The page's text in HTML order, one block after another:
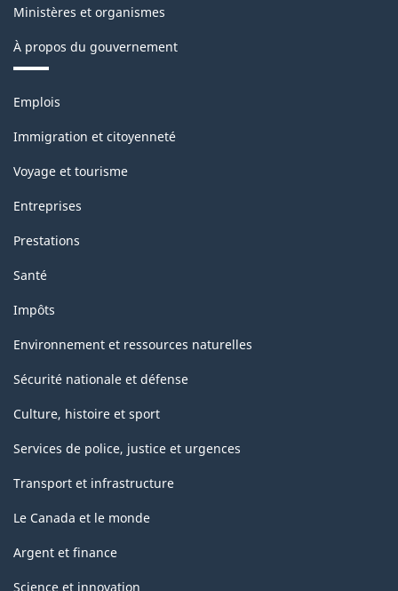
Ministères et organismes
À propos du gouvernement
Thèmes
sujets
Emplois
Immigration et citoyenneté
Voyage et tourisme
Entreprises
Prestations
Santé
Impôts
Environnement et ressources naturelles
Sécurité nationale et défense
Culture, histoire et sport
Services de police, justice et urgences
Transport et infrastructure
Le Canada et le monde
Argent et finance
Science et innovation